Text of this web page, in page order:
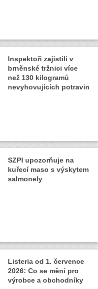
Inspektoři zajistili v
brněnské tržnici více
než 130 kilogramů
nevyhovujících potravin
SZPI upozorňuje na
kuřecí maso s výskytem
salmonely
Listeria od 1. července
2026: Co se mění pro
výrobce a obchodníky